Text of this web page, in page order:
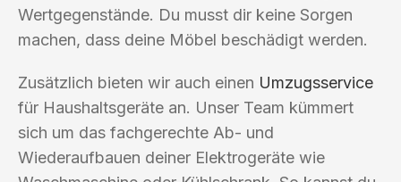
Wertgegenstände. Du musst dir keine Sorgen
machen, dass deine Möbel beschädigt werden.
Zusätzlich bieten wir auch einen Umzugsservice
für Haushaltsgeräte an. Unser Team kümmert
sich um das fachgerechte Ab- und
Wiederaufbauen deiner Elektrogeräte wie